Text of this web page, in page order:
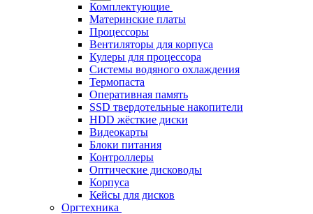
Комплектующие
Материнские платы
Процессоры
Вентиляторы для корпуса
Кулеры для процессора
Системы водяного охлаждения
Термопаста
Оперативная память
SSD твердотельные накопители
HDD жёсткие диски
Видеокарты
Блоки питания
Контроллеры
Оптические дисководы
Корпуса
Кейсы для дисков
Оргтехника